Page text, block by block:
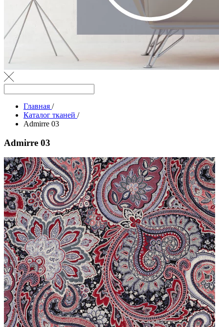
Главная /
Каталог тканей /
Admirre 03
Admirre 03